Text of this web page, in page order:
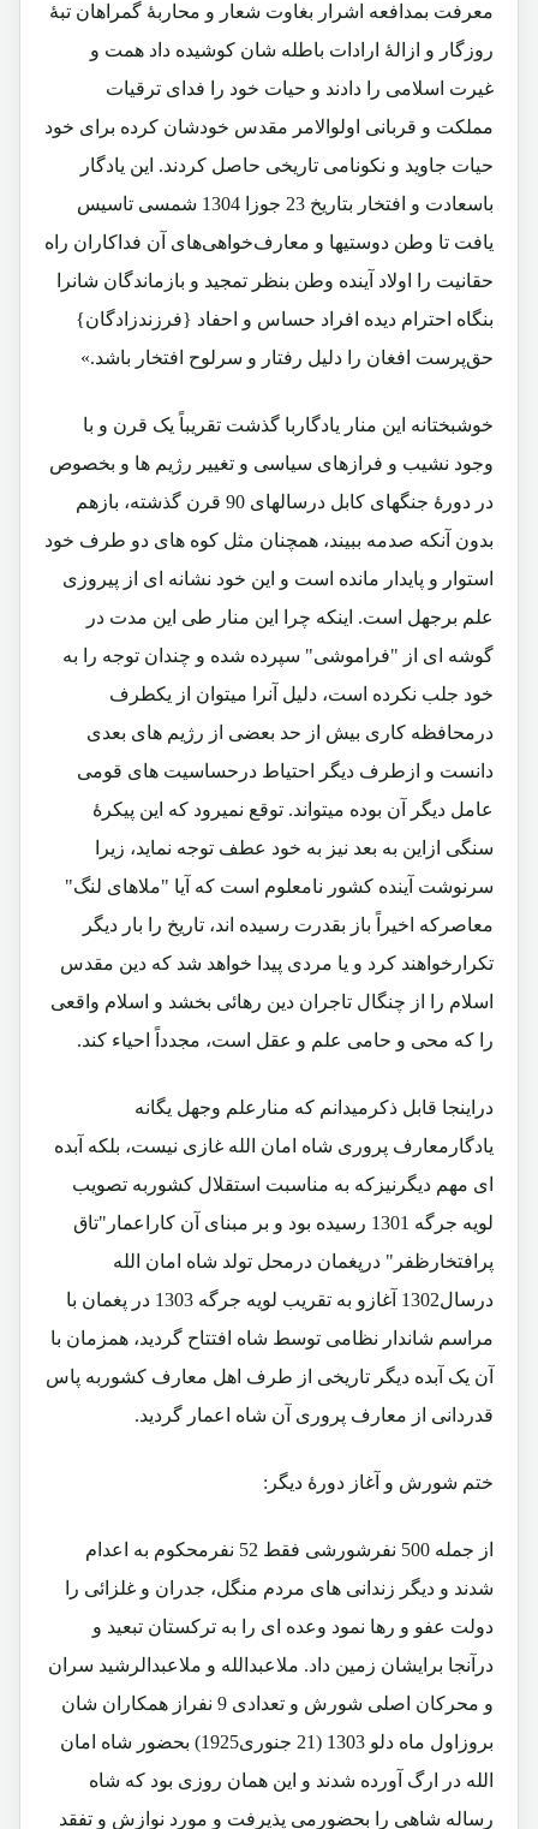
معرفت بمدافعه اشرار بغاوت شعار و محاربۀ گمراهان تبۀ
روزگار و ازالۀ ارادات باطله شان کوشیده داد همت و
غیرت اسلامی را دادند و حیات خود را فدای ترقیات
مملکت و قربانی اولوالامر مقدس خودشان کرده برای خود
حیات جاوید و نکونامی تاریخی حاصل کردند. این یادگار
باسعادت و افتخار بتاریخ 23 جوزا 1304 شمسی تاسیس
یافت تا وطن‌ دوستیها و معارف‌خواهی‌های آن فداکاران راه
حقانیت را اولاد آینده وطن بنظر تمجید و بازماندگان شانرا
بنگاه احترام دیده افراد حساس و احفاد {فرزندزادگان}
حق‌پرست افغان را دلیل رفتار و سرلوح افتخار باشد.»
خوشبختانه این منار یادگاربا گذشت تقریباً یک قرن و با
وجود نشیب و فرازهای سیاسی و تغییر رژیم ها و بخصوص
در دورۀ جنگهای کابل درسالهای 90 قرن گذشته، بازهم
بدون آنکه صدمه ببیند، همچنان مثل کوه های دو طرف خود
استوار و پایدار مانده است و این خود نشانه ای از پیروزی
علم برجهل است. اینکه چرا این منار طی این مدت در
گوشه ای از "فراموشی" سپرده شده و چندان توجه را به
خود جلب نکرده است، دلیل آنرا میتوان از یکطرف
درمحافظه کاری بیش از حد بعضی از رژیم های بعدی
دانست و ازطرف دیگر احتیاط درحساسیت های قومی
عامل دیگر آن بوده میتواند. توقع نمیرود که این پیکرۀ
سنگی ازاین به بعد نیز به خود عطف توجه نماید، زیرا
سرنوشت آینده کشور نامعلوم است که آیا "ملاهای لنگ"
معاصرکه اخیراً باز بقدرت رسیده اند، تاریخ را بار دیگر
تکرارخواهند کرد و یا مردی پیدا خواهد شد که دین مقدس
اسلام را از چنگال تاجران دین رهائی بخشد و اسلام واقعی
را که محی و حامی علم و عقل است، مجدداً احیاء کند.
دراینجا قابل ذکرمیدانم که منارعلم وجهل یگانه
یادگارمعارف پروری شاه امان الله غازی نیست، بلکه آبده
ای مهم دیگرنیزکه به مناسبت استقلال کشوربه تصویب
لویه جرگه 1301 رسیده بود و بر مبنای آن کاراعمار"تاق
پرافتخارظفر" درپغمان درمحل تولد شاه امان الله
درسال1302 آغازو به تقریب لویه جرگه 1303 در پغمان با
مراسم شاندار نظامی توسط شاه افتتاح گردید، همزمان با
آن یک آبده دیگر تاریخی از طرف اهل معارف کشوربه پاس
قدردانی از معارف پروری آن شاه اعمار گردید.
ختم شورش و آغاز دورۀ دیگر:
از جمله 500 نفرشورشی فقط 52 نفرمحکوم به اعدام
شدند و دیگر زندانی های مردم منگل، جدران و غلزائی را
دولت عفو و رها نمود وعده ای را به ترکستان تبعید و
درآنجا برایشان زمین داد. ملاعبدالله و ملاعبدالرشید سران
و محرکان اصلی شورش و تعدادی 9 نفراز همکاران شان
بروزاول ماه دلو 1303 (21 جنوری1925) بحضور شاه امان
الله در ارگ آورده شدند و این همان روزی بود که شاه
رساله شاهی را بحضورمی پذیرفت و مورد نوازش و تفقد